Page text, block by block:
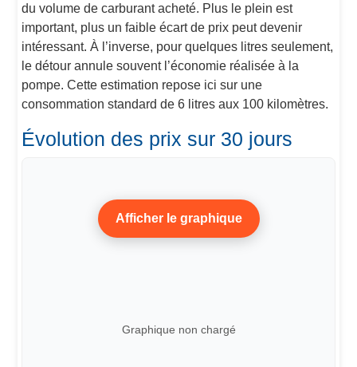
du volume de carburant acheté. Plus le plein est
important, plus un faible écart de prix peut devenir
intéressant. À l’inverse, pour quelques litres seulement,
le détour annule souvent l’économie réalisée à la
pompe. Cette estimation repose ici sur une
consommation standard de 6 litres aux 100 kilomètres.
Évolution des prix sur 30 jours
Afficher le graphique
Graphique non chargé